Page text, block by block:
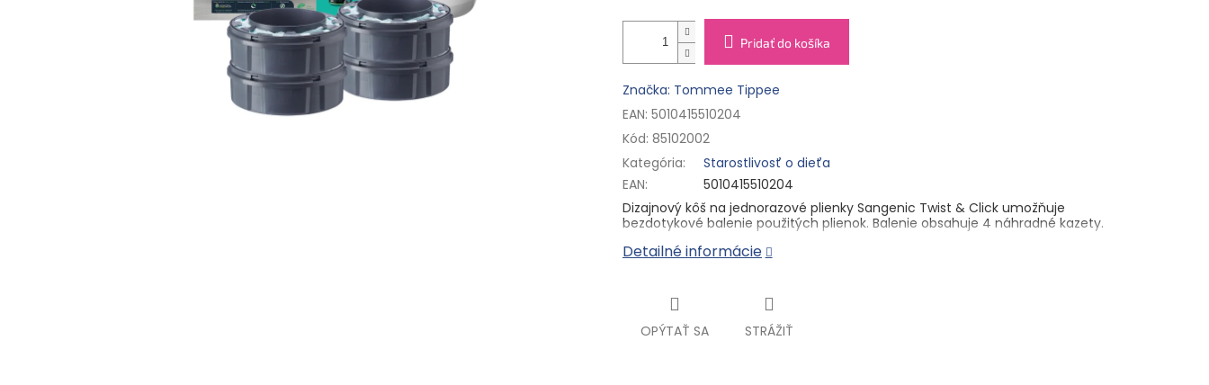
Pridať do košíka
Značka: Tommee Tippee
EAN: 5010415510204
Kód: 85102002
Kategória:
Starostlivosť o dieťa
EAN:
5010415510204
Dizajnový kôš na jednorazové plienky Sangenic Twist & Click umožňuje
bezdotykové balenie použitých plienok. Balenie obsahuje 4 náhradné kazety.
Detailné informácie
OPÝTAŤ SA STRÁŽIŤ